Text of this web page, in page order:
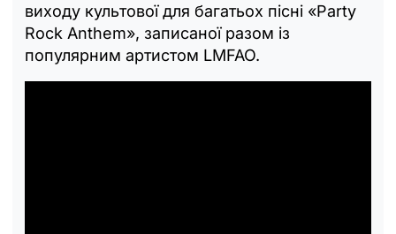
виходу культової для багатьох пісні «Party
Rock Anthem», записаної разом із
популярним артистом LMFAO.